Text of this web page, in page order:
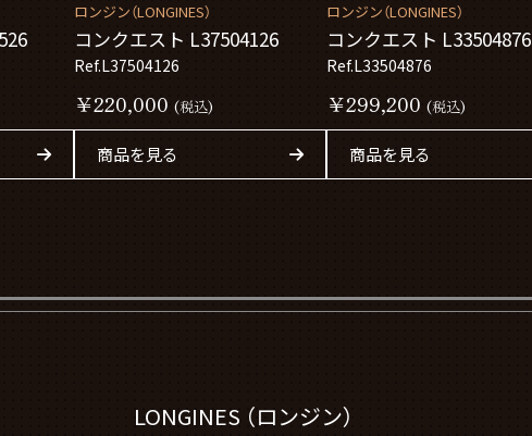
ロンジン（LONGINES）
コンクエスト L37504126
Ref.L37504126
￥220,000 (税込)
商品を見る
ロンジン（LONGINES）
コンクエスト L33504876
Ref.L33504876
￥299,200 (税込)
商品を見る
LONGINES （ロンジン）